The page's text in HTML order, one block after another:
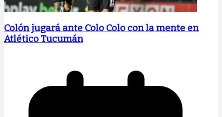
Colón jugará ante Colo Colo con la mente en
Atlético Tucumán